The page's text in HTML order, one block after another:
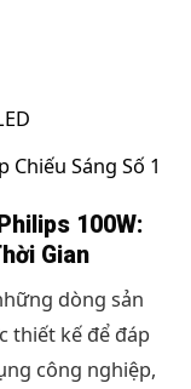
Chiếu Sáng Số 1
100W:
Gian
dòng sản
thiết kế để đáp
công nghiệp,